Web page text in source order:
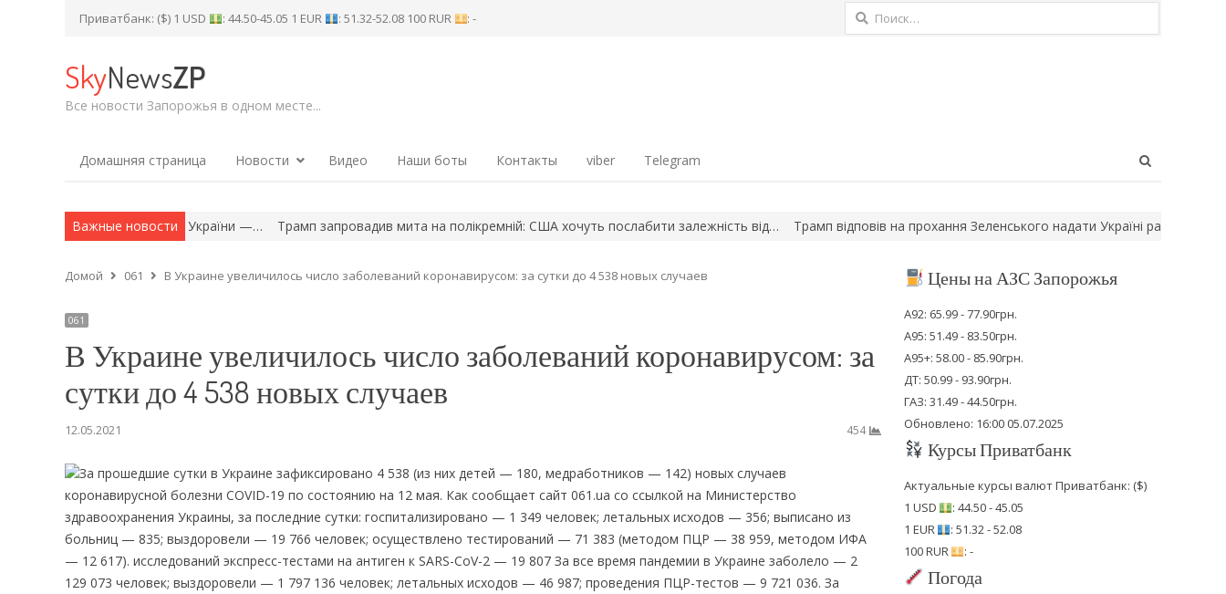
Приватбанк: ($) 1 USD : 44.50-45.05 1 EUR : 51.32-52.08 100 RUR : - Найти:
SkyNewsZP
Все новости Запорожья в одном месте...
Домашняя страница Новости Видео Наши боты Контакты viber Telegram
Важные новости
«Молодіжна столиця України —… Трамп запровадив мита на полікремній: США хочуть послабити залежність від… Трамп відповів на прохання Зеленського надати Україні ракети для ППО
Домой 061 В Украине увеличилось число заболеваний коронавирусом: за сутки до 4 538 новых случаев
061
В Украине увеличилось число заболеваний коронавирусом: за
сутки до 4 538 новых случаев
12.05.2021 454
За прошедшие сутки в Украине зафиксировано 4 538 (из них детей — 180, медработников — 142) новых случаев
коронавирусной болезни COVID-19 по состоянию на 12 мая. Как сообщает сайт 061.ua со ссылкой на Министерство
здравоохранения Украины, за последние сутки: госпитализировано — 1 349 человек; летальных исходов — 356; выписано из
больниц — 835; выздоровели — 19 766 человек; осуществлено тестирований — 71 383 (методом ПЦР — 38 959, методом ИФА
— 12 617). исследований экспресс-тестами на антиген к SARS-CoV-2 — 19 807 За все время пандемии в Украине заболело — 2
129 073 человек; выздоровели — 1 797 136 человек; летальных исходов — 46 987; проведения ПЦР-тестов — 9 721 036. За
Цены на АЗС Запорожья
А92: 65.99 - 77.90грн.
А95: 51.49 - 83.50грн.
А95+: 58.00 - 85.90грн.
ДТ: 50.99 - 93.90грн.
ГАЗ: 31.49 - 44.50грн.
Обновлено: 16:00 05.07.2025
Курсы Приватбанк
Актуальные курсы валют Приватбанк: ($)
1 USD
: 44.50 - 45.05
1 EUR
: 51.32 - 52.08
100 RUR
: -
Погода